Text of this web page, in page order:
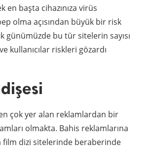
en başta cihazınıza virüs
olma açısından büyük bir risk
günümüzde bu tür sitelerin sayısı
kullanıcılar riskleri gözardı
çok yer alan reklamlardan bir
olmakta. Bahis reklamlarına
film dizi sitelerinde beraberinde